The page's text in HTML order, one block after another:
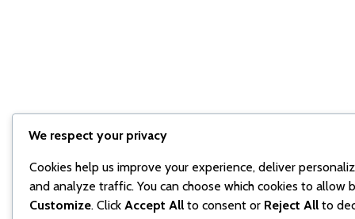
We respect your privacy
Cookies help us improve your experience, deliver
and analyze traffic. You can choose which cookies to allow
Customize. Click Accept All to consent or Reject All to